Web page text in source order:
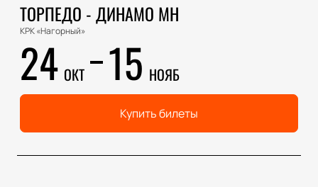
ТОРПЕДО - ДИНАМО МН
КРК «Нагорный»
24 ОКТ 15 НОЯБ
Купить билеты